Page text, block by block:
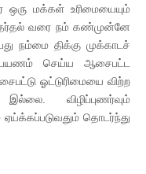
ஒரு மக்கள் உரிமையையும்
வரை நம் கண்முன்னே
நம்மை திக்கு முக்காடச்
பயணம் செய்ய ஆசைபட்ட
ஓட்டுரிமையை விற்ற
விழிப்புணர்வும்
ஏய்க்கப்படுவதும் தொடர்ந்து